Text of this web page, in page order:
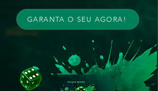
GARANTA O SEU AGORA!